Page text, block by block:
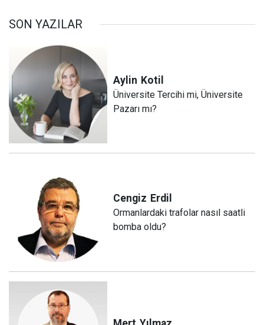
SON YAZILAR
Aylin Kotil
Üniversite Tercihi mi, Üniversite
Pazarı mı?
Cengiz Erdil
Ormanlardaki trafolar nasıl saatli
bomba oldu?